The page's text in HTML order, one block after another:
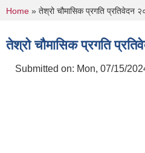
You are here
Home » तेश्रो चौमासिक प्रगति प्रतिवेदन
तेश्रो चौमासिक प्रगति
Submitted on: Mon, 07/15/